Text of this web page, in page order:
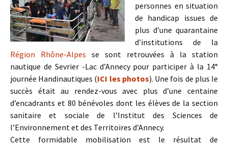
personnes en situation
de handicap issues de
plus d’une quarantaine
d’institutions de la
Région Rhône-Alpes se sont retrouvées à la station
nautique de Sevrier -Lac d’Annecy pour participer à la 14°
journée Handinautiques (ICI les photos). Une fois de plus le
succès était au rendez-vous avec plus d’une centaine
d’encadrants et 80 bénévoles dont les élèves de la section
sanitaire et sociale de l’Institut des Sciences de
l’Environnement et des Territoires d’Annecy.
Cette formidable mobilisation est le résultat de